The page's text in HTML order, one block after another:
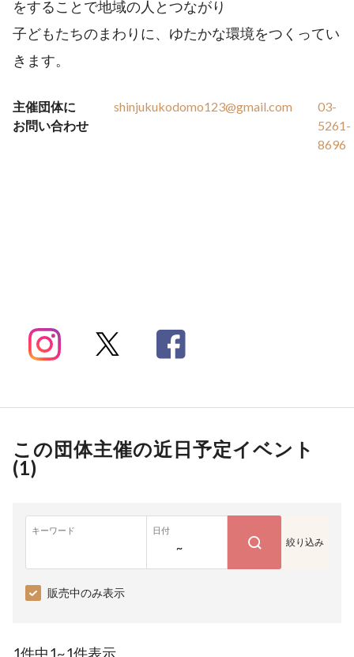
をすることで地域の人とつながり
子どもたちのまわりに、ゆたかな環境をつくってい
きます。
主催団体に
お問い合わせ
shinjukukodomo123@gmail.com
03-
5261-
8696
この団体主催の近日予定イベント
(1)
キーワード 日付
~ 絞り込み
販売中のみ表示
1件中1~1件表示